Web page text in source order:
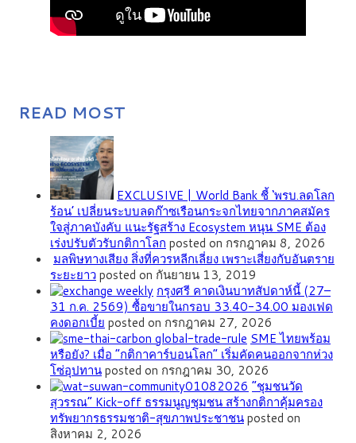
READ MOST
EXCLUSIVE | World Bank ชี้ ‘พรบ.ลดโลก
ร้อน’ เปลี่ยนระบบลดก๊าซเรือนกระจกไทยจากภาคสมัคร
ใจสู่ภาคบังคับ แนะรัฐสร้าง Ecosystem หนุน SME ต้อง
เร่งปรับตัวรับกติกาโลก posted on กรกฎาคม 8, 2026
มลพิษทางเสียง สิ่งที่ควรหลีกเลี่ยง เพราะเสี่ยงกับอันตราย
ระยะยาวposted on กันยายน 13, 2019
กรุงศรี คาดเงินบาทสัปดาห์นี้ (27–
31 ก.ค. 2569) ซื้อขายในกรอบ 33.40-34.00 มองเฟด
คงดอกเบี้ย posted on กรกฎาคม 27, 2026
SME ไทยพร้อม
หรือยัง? เมื่อ “กติกาคาร์บอนโลก” เริ่มคัดคนออกจากห่วง
โซ่อุปทานposted on กรกฎาคม 30, 2026
”ชุมชนวัด
สุวรรณ” Kick-off ธรรมนูญชุมชน สร้างกติกาคุ้มครอง
ทรัพยากรธรรมชาติ-สุขภาพประชาชนposted on
สิงหาคม 2, 2026